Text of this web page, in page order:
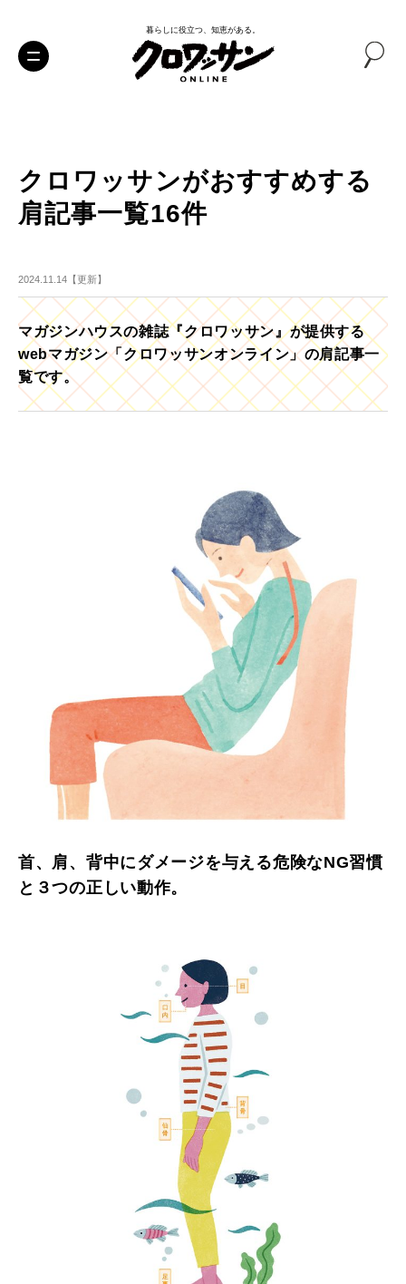
暮らしに役立つ、知恵がある。
クロワッサンがおすすめする
肩記事一覧16件
2024.11.14【更新】
マガジンハウスの雑誌『クロワッサン』が提供する
webマガジン「クロワッサンオンライン」の肩記事一
覧です。
首、肩、背中にダメージを与える危険なNG習慣
と３つの正しい動作。